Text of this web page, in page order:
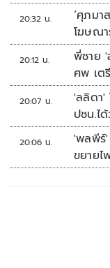
20:32 น.
‘ศุภมา
โฆษณา
20:12 น.
พี่ชาย '
ศพ เต
20:07 น.
'ลลิดา'
ปชน.ไ
20:06 น.
'พลพีร์'
ขยายไ